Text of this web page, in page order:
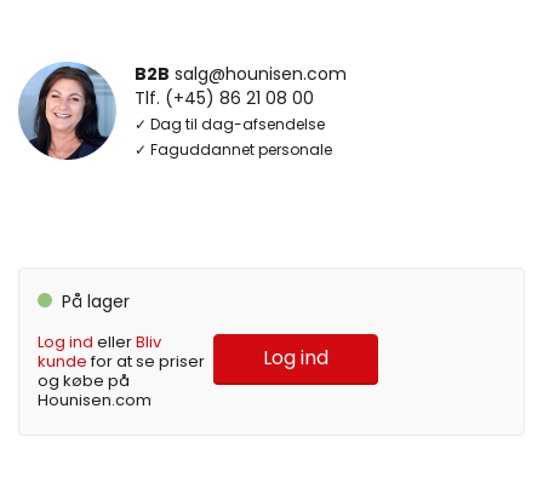
B2B salg@hounisen.com
Tlf. (+45) 86 21 08 00
✓ Dag til dag-afsendelse
✓ Faguddannet personale
På lager
Log ind ellerBliv
kundefor at se priser
og købe på
Hounisen.com
Log ind